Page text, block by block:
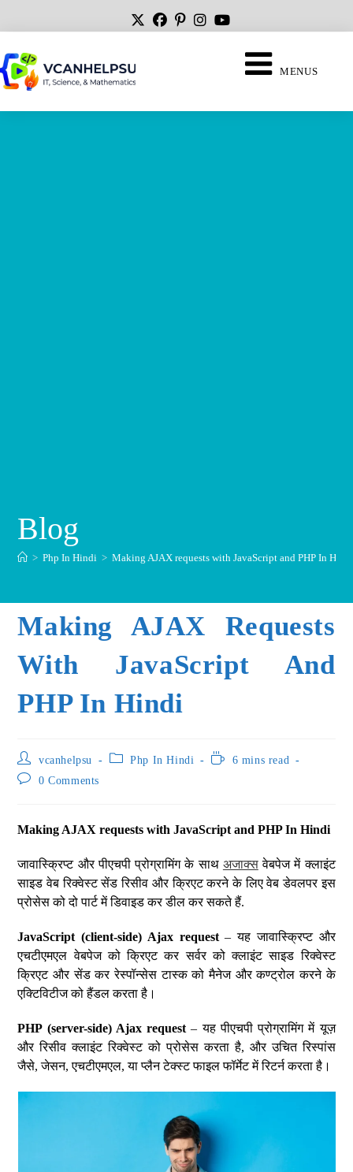
MENUS
Blog
> Php In Hindi > Making AJAX requests with JavaScript and PHP In
Making AJAX Requests
With JavaScript And
PHP In Hindi
vcanhelpsu Php In Hindi
6 mins read
0 Comments
Making AJAX requests with JavaScript and PHP In Hindi
जावास्क्रिप्ट और पीएचपी प्रोग्रामिंग के साथ अजाक्सवेबपेज में क्लाइंट
साइड वेब रिक्वेस्ट सेंड रिसीव और क्रिएट करने के लिए वेब डेवलपर इस
प्रोसेस को दो पार्ट में डिवाइड कर डील कर सकते हैं.
JavaScript (client-side) Ajax request– यह जावास्क्रिप्ट और
एचटीएमएल वेबपेज को क्रिएट कर सर्वर को क्लाइंट साइड रिक्वेस्ट
क्रिएट और सेंड कर रेस्पॉन्सेस टास्क को मैनेज और कण्ट्रोल करने के
एक्टिविटीज को हैंडल करता है।
PHP (server-side) Ajax request – यह पीएचपी प्रोग्रामिंग में यूज़
और रिसीव क्लाइंट रिक्वेस्ट को प्रोसेस करता है, और उचित रिस्पांस
जैसे, जेसन, एचटीएमएल, या प्लैन टेक्स्ट फाइल फॉर्मेट में रिटर्न करता है।